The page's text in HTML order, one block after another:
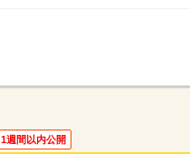
1週間以内公開